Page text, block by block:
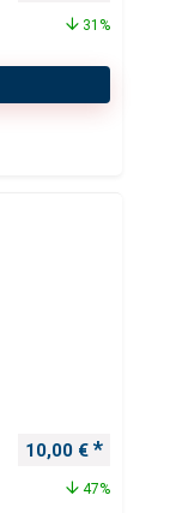
31%
Ursprünglicher
10,00 €
47%